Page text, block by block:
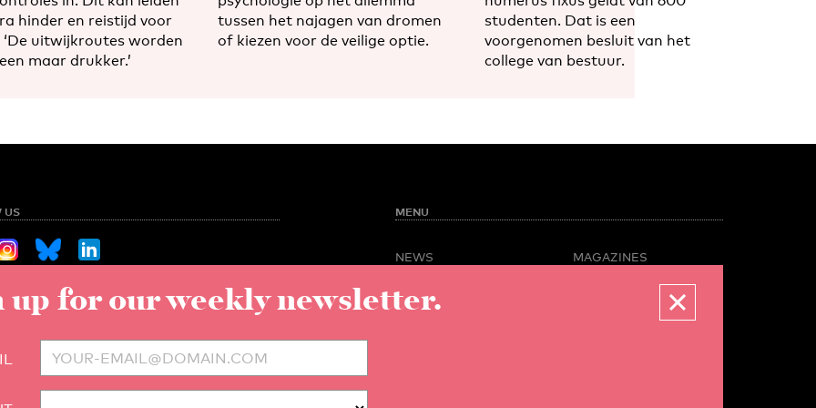
hinder en reistijd voor
‘De uitwijkroutes worden
maar drukker.’
tussen het najagen van dromen
of kiezen voor de veilige optie.
studenten. Dat is een
voorgenomen besluit van het
college van bestuur.
US
Sign up for our weekly newsletter
UT
MENU
NEWS
SPOTLIGHT
MAGAZINES
for our weekly newsletter.